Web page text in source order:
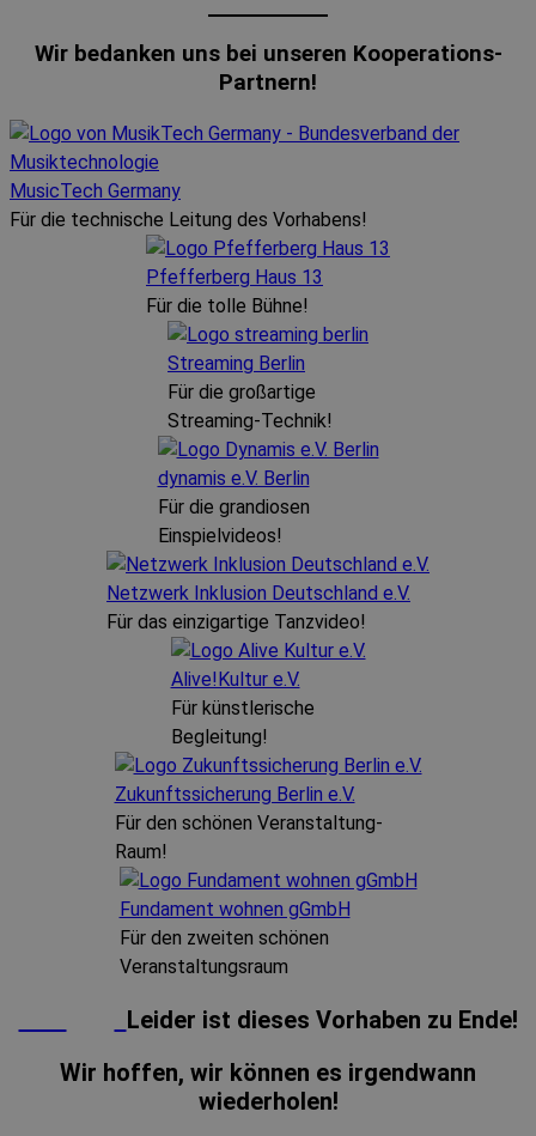
Wir bedanken uns bei unseren Kooperations-
Partnern!
MusicTech Germany
Für die technische Leitung des Vorhabens!
Pfefferberg Haus 13
Für die tolle Bühne!
Streaming Berlin
Für die großartige
Streaming-Technik!
dynamis e.V. Berlin
Für die grandiosen
Einspielvideos!
Netzwerk Inklusion Deutschland e.V.
Für das einzigartige Tanzvideo!
Alive!Kultur e.V.
Für künstlerische
Begleitung!
Zukunftssicherung Berlin e.V.
Für den schönen Veranstaltung-
Raum!
Fundament wohnen gGmbH
Für den zweiten schönen
Veranstaltungsraum
Leider ist dieses Vorhaben zu Ende!
Wir hoffen, wir können es irgendwann
wiederholen!